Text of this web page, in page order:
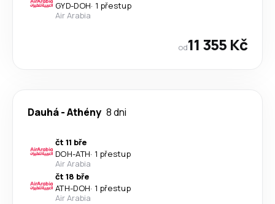
GYD-DOH· 1 přestup
Air Arabia
od11 355 Kč
Dauhá-Athény 8 dni
čt 11 bře
DOH-ATH· 1 přestup
Air Arabia
čt 18 bře
ATH-DOH· 1 přestup
Air Arabia